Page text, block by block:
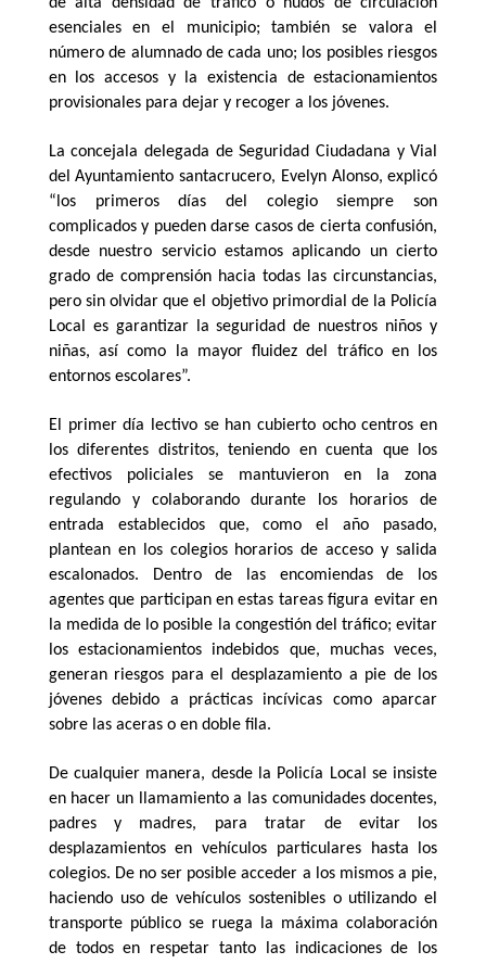
de alta densidad de tráfico o nudos de circulación
esenciales en el municipio; también se valora el
número de alumnado de cada uno; los posibles riesgos
en los accesos y la existencia de estacionamientos
provisionales para dejar y recoger a los jóvenes.
La concejala delegada de Seguridad Ciudadana y Vial
del Ayuntamiento santacrucero, Evelyn Alonso, explicó
“los primeros días del colegio siempre son
complicados y pueden darse casos de cierta confusión,
desde nuestro servicio estamos aplicando un cierto
grado de comprensión hacia todas las circunstancias,
pero sin olvidar que el objetivo primordial de la Policía
Local es garantizar la seguridad de nuestros niños y
niñas, así como la mayor fluidez del tráfico en los
entornos escolares”.
El primer día lectivo se han cubierto ocho centros en
los diferentes distritos, teniendo en cuenta que los
efectivos policiales se mantuvieron en la zona
regulando y colaborando durante los horarios de
entrada establecidos que, como el año pasado,
plantean en los colegios horarios de acceso y salida
escalonados. Dentro de las encomiendas de los
agentes que participan en estas tareas figura evitar en
la medida de lo posible la congestión del tráfico; evitar
los estacionamientos indebidos que, muchas veces,
generan riesgos para el desplazamiento a pie de los
jóvenes debido a prácticas incívicas como aparcar
sobre las aceras o en doble fila.
De cualquier manera, desde la Policía Local se insiste
en hacer un llamamiento a las comunidades docentes,
padres y madres, para tratar de evitar los
desplazamientos en vehículos particulares hasta los
colegios. De no ser posible acceder a los mismos a pie,
haciendo uso de vehículos sostenibles o utilizando el
transporte público se ruega la máxima colaboración
de todos en respetar tanto las indicaciones de los